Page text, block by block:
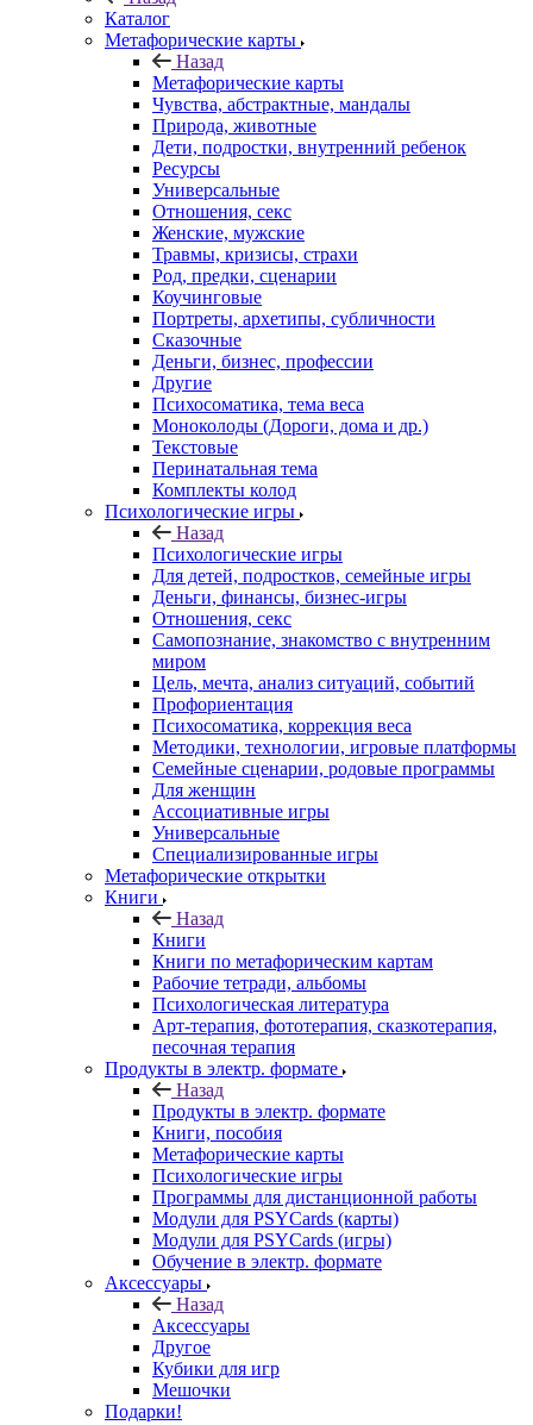
Каталог
Mетафорические карты
Назад
Mетафорические карты
Чувства, абстрактные, мандалы
Природа, животные
Дети, подростки, внутренний ребенок
Ресурсы
Универсальные
Отношения, секс
Женские, мужские
Травмы, кризисы, страхи
Род, предки, сценарии
Коучинговые
Портреты, архетипы, субличности
Сказочные
Деньги, бизнес, профессии
Другие
Психосоматика, тема веса
Моноколоды (Дороги, дома и др.)
Текстовые
Перинатальная тема
Комплекты колод
Психологические игры
Назад
Психологические игры
Для детей, подростков, семейные игры
Деньги, финансы, бизнес-игры
Отношения, секс
Самопознание, знакомство с внутренним
миром
Цель, мечта, анализ ситуаций, событий
Профориентация
Психосоматика, коррекция веса
Методики, технологии, игровые платформы
Семейные сценарии, родовые программы
Для женщин
Ассоциативные игры
Универсальные
Специализированные игры
Метафорические открытки
Книги
Назад
Книги
Книги по метафорическим картам
Рабочие тетради, альбомы
Психологическая литература
Арт-терапия, фототерапия, сказкотерапия,
песочная терапия
Продукты в электр. формате
Назад
Продукты в электр. формате
Книги, пособия
Метафорические карты
Психологические игры
Программы для дистанционной работы
Модули для PSYCards (карты)
Модули для PSYCards (игры)
Обучение в электр. формате
Аксессуары
Назад
Аксессуары
Другое
Кубики для игр
Мешочки
Подарки!